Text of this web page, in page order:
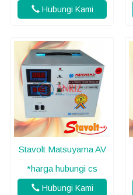
Hubungi Kami
Stavolt Matsuyama AV
*harga hubungi cs
Hubungi Kami